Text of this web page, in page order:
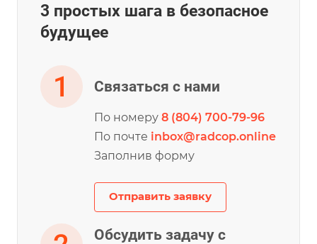
3 простых шага в безопасное
будущее
Связаться с нами
По номеру 8 (804) 700-79-96
По почте inbox@radcop.online
Заполнив форму
Отправить заявку
Обсудить задачу с